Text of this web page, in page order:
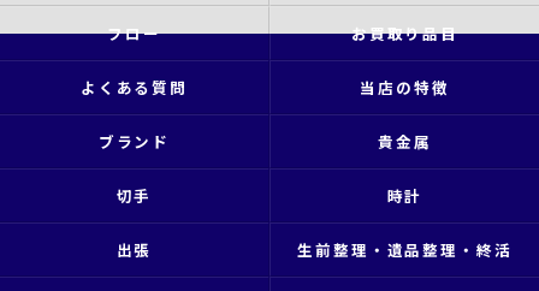
フロー お買取り品目
よくある質問 当店の特徴
ブランド 貴金属
切手 時計
出張 生前整理・遺品整理・終活